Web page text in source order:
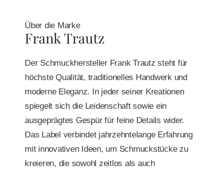
Über die Marke
Frank Trautz
Der Schmuckhersteller Frank Trautz steht für
höchste Qualität, traditionelles Handwerk und
moderne Eleganz. In jeder seiner Kreationen
spiegelt sich die Leidenschaft sowie ein
ausgeprägtes Gespür für feine Details wider.
Das Label verbindet jahrzehntelange Erfahrung
mit innovativen Ideen, um Schmuckstücke zu
kreieren, die sowohl zeitlos als auch